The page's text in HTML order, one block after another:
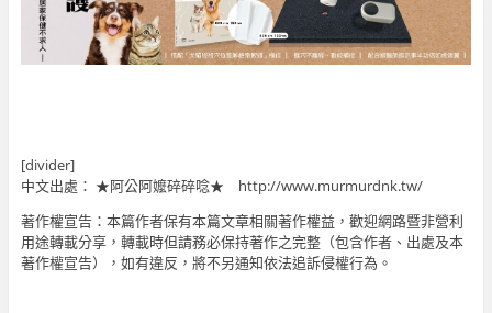
[divider]
中文出處： ★阿公阿嬤碎碎唸★ http://www.murmurdnk.tw/
著作權宣告：本篇作者保有本篇文章相關著作權益，歡迎網路暨非營利
用途轉載分享，轉載時但請務必保持著作之完整（包含作者、出處及本
著作權宣告），如有違反，將不另通知依法追訴侵權行為。